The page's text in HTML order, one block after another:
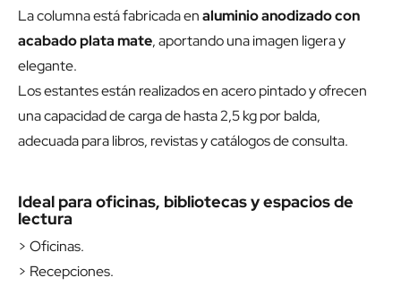
La columna está fabricada enaluminio anodizado con
acabado plata mate, aportando una imagen ligera y
elegante.
Los estantes están realizados en acero pintado y ofrecen
una capacidad de carga de hasta 2,5 kg por balda,
adecuada para libros, revistas y catálogos de consulta.
Ideal para oficinas, bibliotecas y espacios de
lectura
> Oficinas.
> Recepciones.